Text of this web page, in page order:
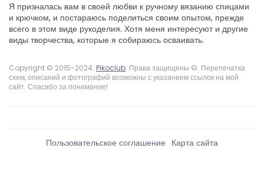
Я призналась вам в своей любви к ручному вязанию спицами
и крючком, и постараюсь поделиться своим опытом, прежде
всего в этом виде рукоделия. Хотя меня интересуют и другие
виды творчества, которые я собираюсь осваивать.
Copyright © 2015-2024. Pikoclub. Права защищены ©. Перепечатка
схем, описаний и фотографий возможны с указанием ссылок на мой
сайт. Спасибо за понимание!
Пользовательское соглашение Карта сайта